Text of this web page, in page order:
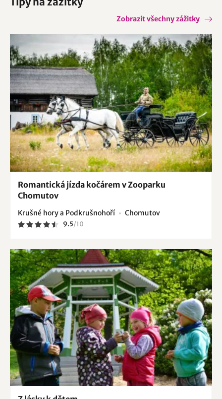
Východní Čechy
Orlické hory a Podorlicko
Krušné hory a Podkrušnohoří
Zobrazit všechny zážitky
Romantická jízda kočárem v Zooparku
Chomutov
Krušné hory a Podkrušnohoří Chomutov
9.5/10